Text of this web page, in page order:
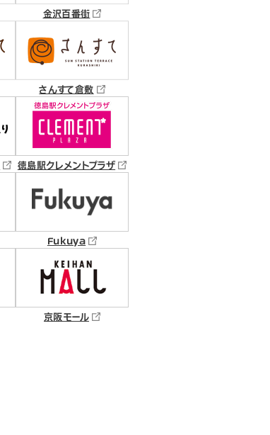
金沢百番街
さんすて倉敷
徳島駅クレメントプラザ
Fukuya
京阪モール